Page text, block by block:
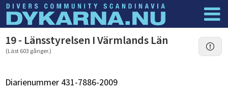
Dyknyheter Logga in
19 - Länsstyrelsen I Värmlands Län
(Läst 603 gånger.)
Diarienummer 431-7886-2009